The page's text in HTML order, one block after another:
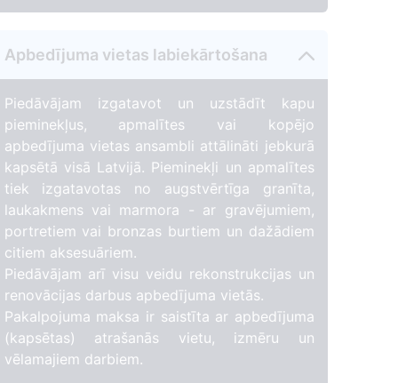
Apbedījuma vietas labiekārtošana
Piedāvājam izgatavot un uzstādīt kapu
pieminekļus, apmalītes vai kopējo
apbedījuma vietas ansambli attālināti jebkurā
kapsētā visā Latvijā. Pieminekļi un apmalītes
tiek izgatavotas no augstvērtīga granīta,
laukakmens vai marmora - ar gravējumiem,
portretiem vai bronzas burtiem un dažādiem
citiem aksesuāriem.
Piedāvājam arī visu veidu rekonstrukcijas un
renovācijas darbus apbedījuma vietās.
Pakalpojuma maksa ir saistīta ar apbedījuma
(kapsētas) atrašanās vietu, izmēru un
vēlamajiem darbiem.